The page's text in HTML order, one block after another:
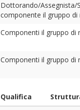
Dottorando/Assegnista/
componente il gruppo di
Componenti il gruppo di
Componenti il gruppo di
Qualifica